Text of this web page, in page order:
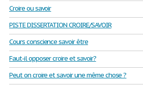
Croire ou savoir
PISTE DISSERTATION CROIRE/SAVOIR
Cours conscience savoir être
Faut-il opposer croire et savoir?
Peut on croire et savoir une même chose ?